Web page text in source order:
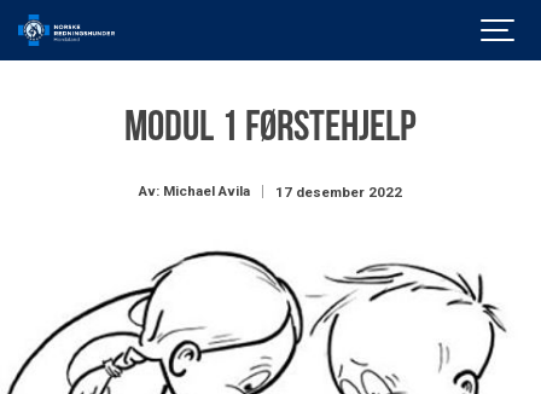
Modul 1 førstehjelp
Av: Michael Avila 17 desember 2022